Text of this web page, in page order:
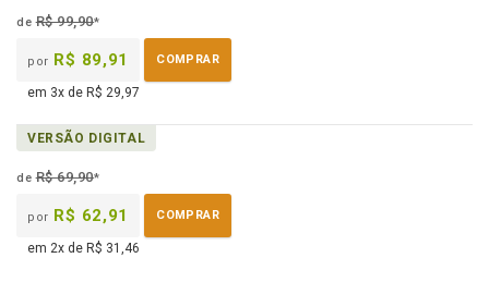
deR$ 99,90*
por R$ 89,91 COMPRAR
em 3x de R$ 29,97
VERSÃO DIGITAL
deR$ 69,90*
por R$ 62,91 COMPRAR
em 2x de R$ 31,46